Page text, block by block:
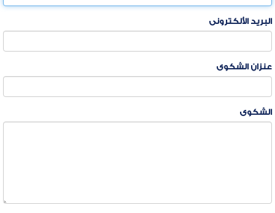
البريد الألكترونى
عنزان الشكوى
الشكوى